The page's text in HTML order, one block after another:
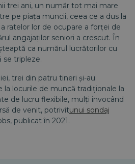
trei ani, un număr tot mai mare
pe piața muncii, ceea ce a dus la
ratelor lor de ocupare a forței de
angajaților seniori a crescut. În
ca numărul lucrătorilor cu
se tripleze.
trei din patru tineri și-au
locurile de muncă tradiționale la
de lucru flexibile, mulți invocând
de venit, potrivitunui sondaj
publicat în 2021.